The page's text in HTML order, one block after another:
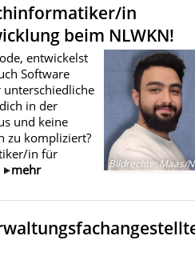
in
beim NLWKN!
Bildrechte:Maas/
entwickelst
Software
in der
und keine
zu kompliziert?
in für
mehr